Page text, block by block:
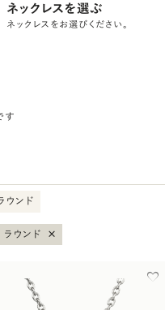
ネックレスを選ぶ
ネックレスをお選びください。
す
ウンド
ラウンド ×